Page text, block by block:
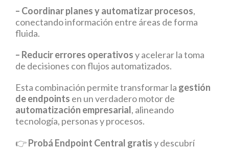
– Coordinar planes y automatizar procesos,
conectando información entre áreas de forma
fluida.
– Reducir errores operativosy acelerar la toma
de decisiones con flujos automatizados.
Esta combinación permite transformar la gestión
de endpoints en un verdadero motor de
automatización empresarial, alineando
tecnología, personas y procesos.
👉Probá Endpoint Central gratisy descubrí